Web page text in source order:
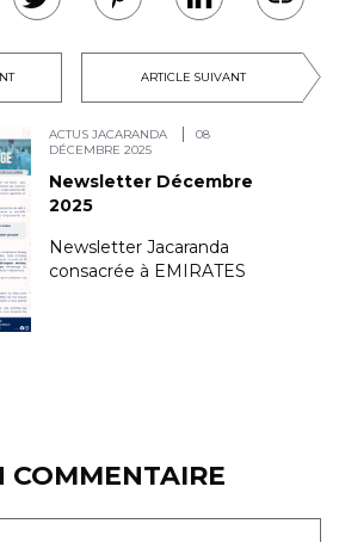
ARTICLE SUIVANT
ACTUS JACARANDA
08
DÉCEMBRE 2025
Newsletter Décembre
2025
Newsletter Jacaranda
consacrée à EMIRATES
COMMENTAIRE